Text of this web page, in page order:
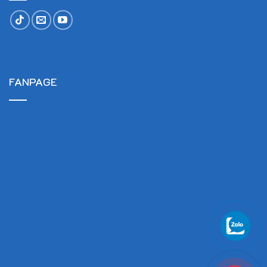
FANPAGE